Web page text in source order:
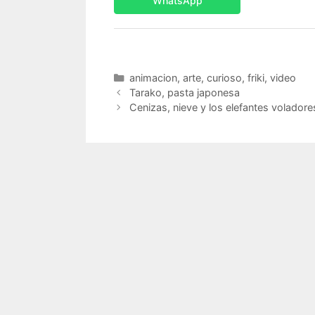
Categorías
animacion, arte, curioso, friki, video
Tarako, pasta japonesa
Cenizas, nieve y los elefantes